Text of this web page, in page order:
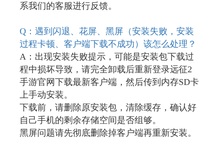
系我们的客服进行反馈。
Q ：遇到闪退、花屏、黑屏（安装失败，安装
过程卡顿、客户端下载不成功）该怎么处理？
A：出现安装失败提示，可能是安装包下载过
程中损坏导致，请完全卸载后重新登录远征2
手游官网下载最新客户端，然后传到内存SD卡
上手动安装。
下载前，请删除原安装包，清除缓存，确认好
自己手机的剩余存储空间是否组够。
黑屏问题请先彻底删除掉客户端再重新安装。